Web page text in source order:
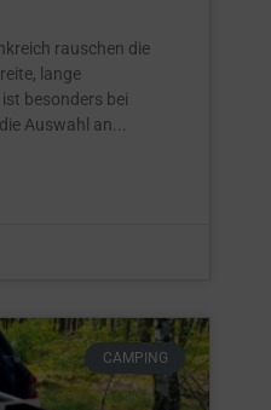
rauschen die
lange
besonders bei
Auswahl an
CAMPING